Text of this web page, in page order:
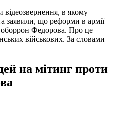
відеозвернення, в якому
заявили, що реформи в армії
оборрон Федорова. Про це
військових. За словами
на мітинг проти